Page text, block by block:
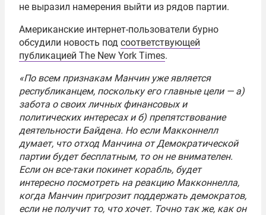
не выразил намерения выйти из рядов партии.
Американские интернет-пользователи бурно
обсудили новость под соответствующей
публикацией The New York Times.
«По всем признакам Манчин уже является
республиканцем, поскольку его главные цели — а)
забота о своих личных финансовых и
политических интересах и б) препятствование
деятельности Байдена. Но если Макконнелл
думает, что отход Манчина от Демократической
партии будет бесплатным, то он не внимателен.
Если он все-таки покинет корабль, будет
интересно посмотреть на реакцию Макконнелла,
когда Манчин пригрозит поддержать демократов,
если не получит то, что хочет. Точно так же, как он